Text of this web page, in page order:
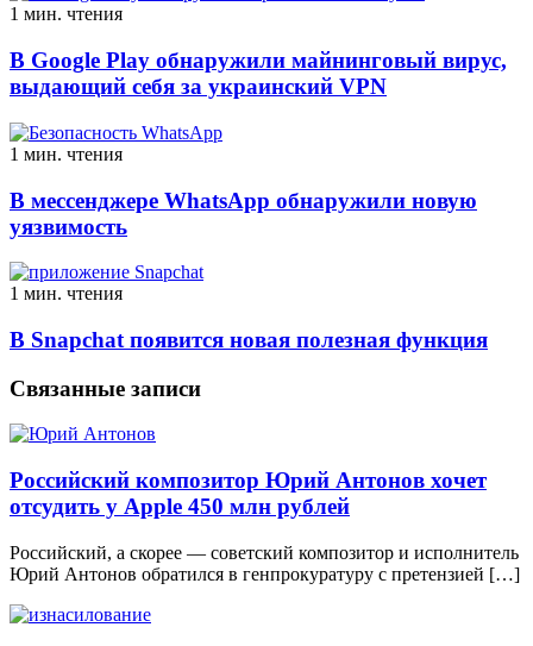
1 мин. чтения
В Google Play обнаружили майнинговый вирус,
выдающий себя за украинский VPN
1 мин. чтения
В мессенджере WhatsApp обнаружили новую
уязвимость
1 мин. чтения
В Snapchat появится новая полезная функция
Связанные записи
Российский композитор Юрий Антонов хочет
отсудить у Apple 450 млн рублей
Российский, а скорее — советский композитор и исполнитель
Юрий Антонов обратился в генпрокуратуру с претензией […]